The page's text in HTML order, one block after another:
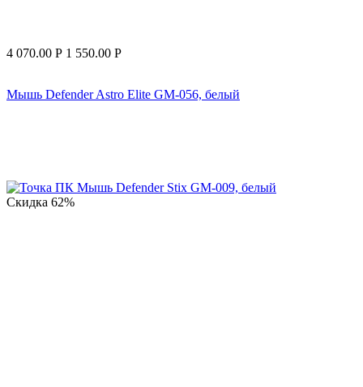
4 070.00 Р 1 550.00 Р
Мышь Defender Astro Elite GM-056, белый
Скидка 62%